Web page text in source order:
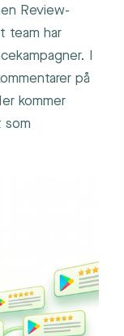
Review-
team har
I
på
kommer
som